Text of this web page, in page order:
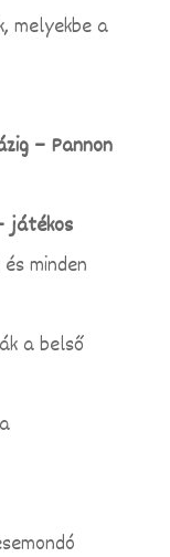
melyekbe a
– Pannon
játékos
minden
a belső